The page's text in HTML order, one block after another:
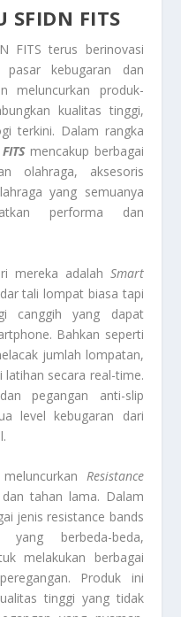
SFIDN FITS
FITS terus berinovasi
pasar kebugaran dan
meluncurkan produk-
kualitas tinggi,
terkini. Dalam rangka
mencakup berbagai
olahraga, aksesoris
yang semuanya
performa dan
mereka adalah Smart
tali lompat biasa tapi
canggih yang dapat
Bahkan seperti
jumlah lompatan,
latihan secara real-time.
pegangan anti-slip
level kebugaran dari
Resistance
tahan lama. Dalam
jenis resistance bands
berbeda-beda,
melakukan berbagai
Produk ini
tinggi yang tidak